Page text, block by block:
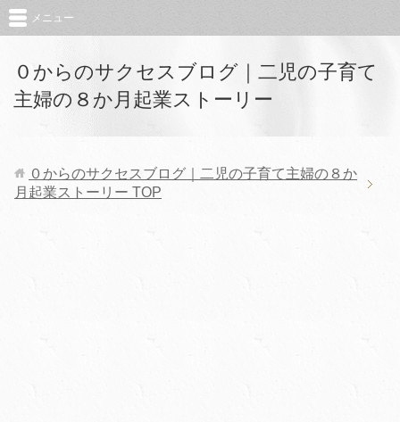
０からのサクセスブログ｜二児の子育て
主婦の８か月起業ストーリー
メニュー
０からのサクセスブログ｜二児の子育て主婦の８か
月起業ストーリー TOP